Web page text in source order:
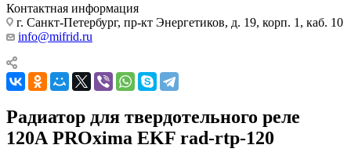
Контактная информация
г. Санкт-Петербург, пр-кт Энергетиков, д. 19, корп. 1, каб. 10
info@mifrid.ru
Радиатор для твердотельного реле
120А PROxima EKF rad-rtp-120